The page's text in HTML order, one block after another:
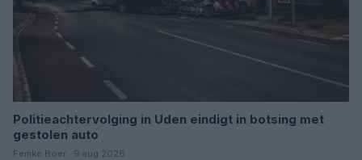
Politieachtervolging in Uden eindigt in botsing met
gestolen auto
Femke Boer · 9 aug 2026